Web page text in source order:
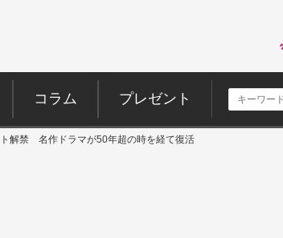
コラム プレゼント
解禁 名作ドラマが50年超の時を経て復活